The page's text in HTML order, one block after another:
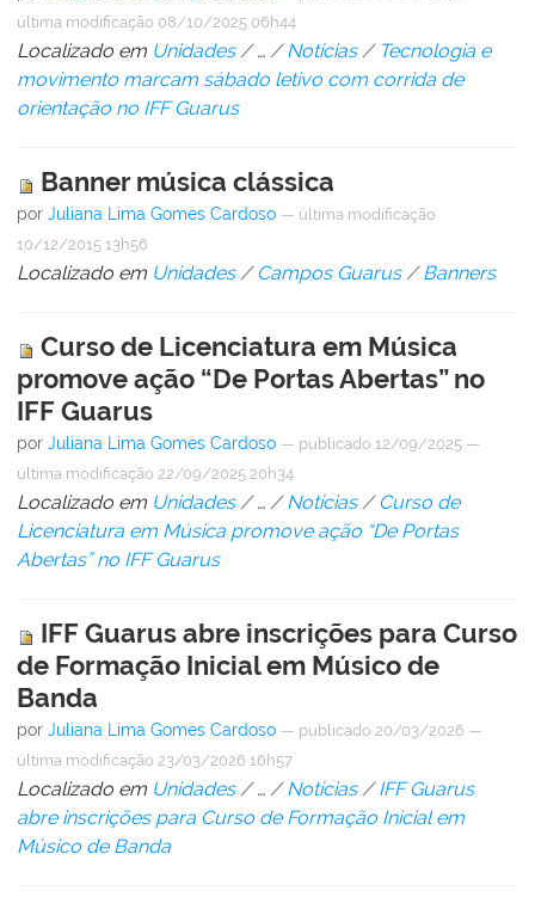
última modificação 08/10/2025 06h44
Localizado em Unidades /… /Notícias / Tecnologia e
movimento marcam sábado letivo com corrida de
orientação no IFF Guarus
Banner música clássica
por Juliana Lima Gomes Cardoso — última modificação
10/12/2015 13h56
Localizado em Unidades / Campos Guarus /Banners
Curso de Licenciatura em Música
promove ação “De Portas Abertas” no
IFF Guarus
por Juliana Lima Gomes Cardoso — publicado 12/09/2025 —
última modificação 22/09/2025 20h34
Localizado em Unidades /… /Notícias / Curso de
Licenciatura em Música promove ação “De Portas
Abertas” no IFF Guarus
IFF Guarus abre inscrições para Curso
de Formação Inicial em Músico de
Banda
por Juliana Lima Gomes Cardoso — publicado 20/03/2026 —
última modificação 23/03/2026 16h57
Localizado em Unidades /… /Notícias /IFF Guarus
abre inscrições para Curso de Formação Inicial em
Músico de Banda